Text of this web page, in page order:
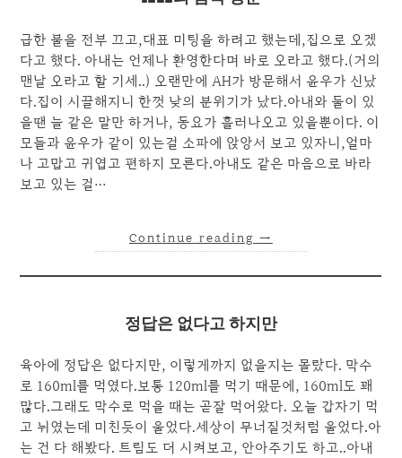
급한 불을 전부 끄고,대표 미팅을 하려고 했는데,집으로 오겠
다고 했다. 아내는 언제나 환영한다며 바로 오라고 했다.(거의
맨날 오라고 할 기세..) 오랜만에 AH가 방문해서 윤우가 신났
다.집이 시끌해지니 한껏 낮의 분위기가 났다.아내와 둘이 있
을땐 늘 같은 말만 하거나, 동요가 흘러나오고 있을뿐이다. 이
모들과 윤우가 같이 있는걸 소파에 앉앙서 보고 있자니,얼마
나 고맙고 귀엽고 편하지 모른다.아내도 같은 마음으로 바라
보고 있는 걸…
Continue reading →
정답은 없다고 하지만
육아에 정답은 없다지만, 이렇게까지 없을지는 몰랐다. 막수
로 160ml를 먹였다.보통 120ml를 먹기 때문에, 160ml도 꽤
많다.그래도 막수로 먹을 때는 곧잘 먹어왔다. 오늘 갑자기 먹
고 뉘였는데 미친듯이 울었다.세상이 무너질것처럼 울었다.아
는 건 다 해봤다. 트림도 더 시켜보고, 안아주기도 하고..아내